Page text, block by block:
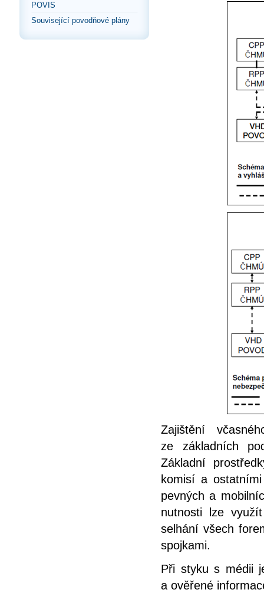
POVIS
Související povodňové plány
Zajištění
ze základních
Základní
komisí a
pevných a
nutnosti lze
selhání všech
spojkami.
Při styku s médii
a ověřené